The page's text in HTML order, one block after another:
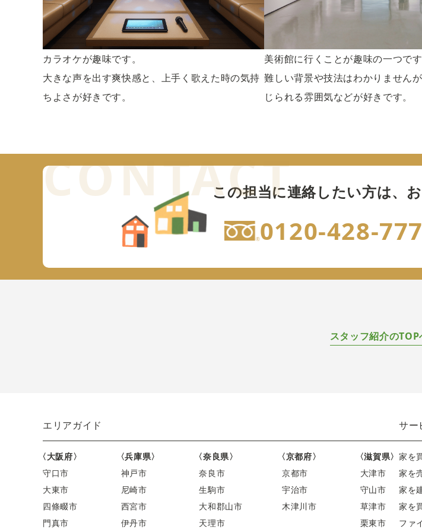
カラオケが趣味です。
大きな声を出す爽快感と、上手く歌えた時の気持
ちよさが好きです。
美術館に行くことが趣味の一つです
難しい背景や技法はわかりません
じられる雰囲気などが好きです。
この担当に連絡したい方は、
0120-428-
スタッフ紹介の
エリアガイド
〈大阪府〉
守口市
大東市
四條畷市
門真市
〈兵庫県〉
神戸市
尼崎市
西宮市
伊丹市
〈奈良県〉
奈良市
生駒市
大和郡山市
天理市
〈京都府〉
京都市
宇治市
木津川市
〈滋賀県〉
大津市
守山市
草津市
栗東市
サー
家を
家を
家を
家を
ファ